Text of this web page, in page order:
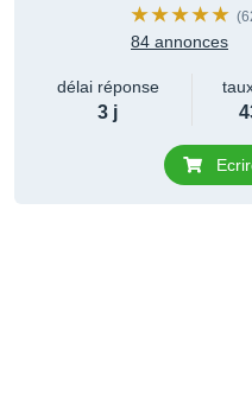
84 annonces
délai réponse
3 j